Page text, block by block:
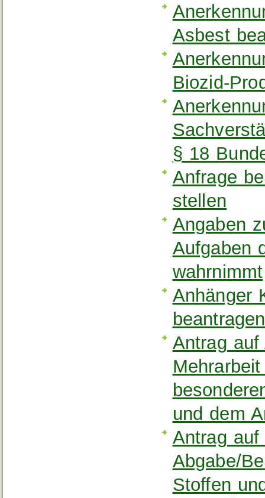
Asbest
Biozid-
§ 18
Anfrage
stellen
Angaben
Aufgaben
wahrnimmt
Anhänger
beantragen
Antrag
und dem
Antrag
Abgabe/
Stoffen